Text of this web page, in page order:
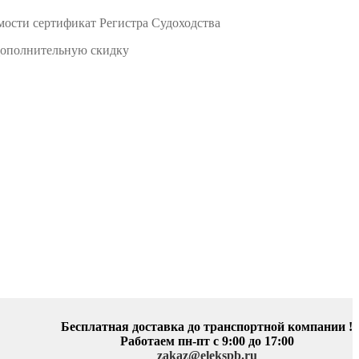
сертификат Регистра Судоходства
скидку
Бесплатная доставка до транспортной компании !
Работаем пн-пт с 9:00 до 17:00
zakaz@elekspb.ru